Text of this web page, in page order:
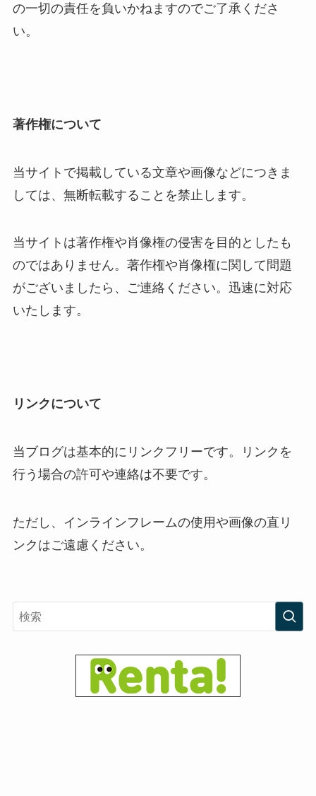
の一切の責任を負いかねますのでご了承くださ
い。
著作権について
当サイトで掲載している文章や画像などにつきま
しては、無断転載することを禁止します。
当サイトは著作権や肖像権の侵害を目的としたも
のではありません。著作権や肖像権に関して問題
がございましたら、ご連絡ください。迅速に対応
いたします。
リンクについて
当ブログは基本的にリンクフリーです。リンクを
行う場合の許可や連絡は不要です。
ただし、インラインフレームの使用や画像の直リ
ンクはご遠慮ください。